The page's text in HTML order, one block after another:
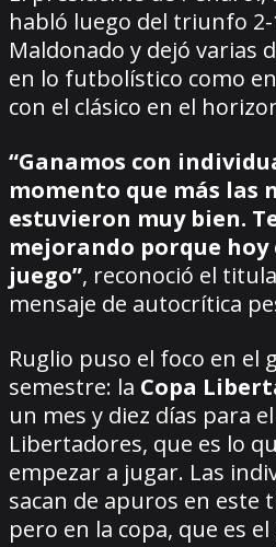
habló luego del triunfo
Maldonado y dejó varias
en lo futbolístico como
con el clásico en el
“Ganamos con
momento que más las
estuvieron muy bien.
mejorando porque hoy
juego”, reconoció el
mensaje de autocrítica
Ruglio puso el foco en el
semestre: la Copa
un mes y diez días para
Libertadores, que es lo
empezar a jugar. Las
sacan de apuros en este
pero en la copa, que es